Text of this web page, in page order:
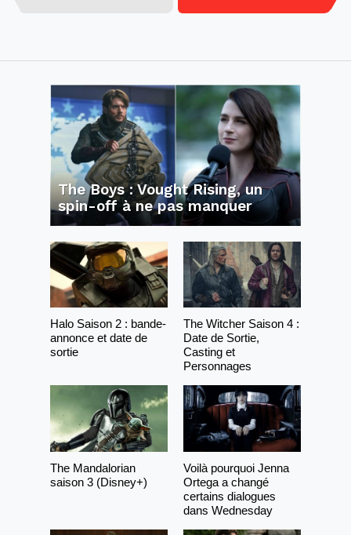
The Boys : Vought Rising, un
spin-off à ne pas manquer
Halo Saison 2 : bande-
annonce et date de
sortie
The Witcher Saison 4 :
Date de Sortie,
Casting et
Personnages
The Mandalorian
saison 3 (Disney+)
Voilà pourquoi Jenna
Ortega a changé
certains dialogues
dans Wednesday